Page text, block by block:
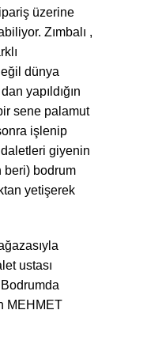
üzerine
Zımbalı ,
dünya
yapıldığın
sene palamut
işlenip
giyenin
beri) bodrum
yetişerek
ustası
MEHMET